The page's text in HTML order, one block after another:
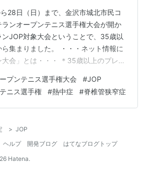
28日（日）まで、金沢市城北市民コ
ンオープンテニス選手権大会が開か
JOP対象大会ということで、35歳以
ら集まりました。 ・・・ネット情報に
会」とは・・・ ＊35歳以上のプレイ
選手権」。40代、50代、60代、70
ざみでそれぞれの年代の頂点となる
大会です。 ＊ベテランJOPのポイン
がされています。 ＊競技としてのテ
プンテニス選手権大会 #JOP
ニス選手権 #熱中症 #脊椎管狭窄症
> JOP
ヘルプ 開発ブログ
はてなブログトップ
Hatena.